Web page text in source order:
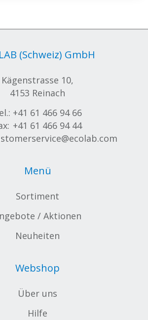
(Schweiz) GmbH
Kägenstrasse 10,
4153 Reinach
+41 61 466 94 66
+41 61 466 94 44
Menü
Sortiment
/ Aktionen
Neuheiten
Webshop
Über uns
Hilfe